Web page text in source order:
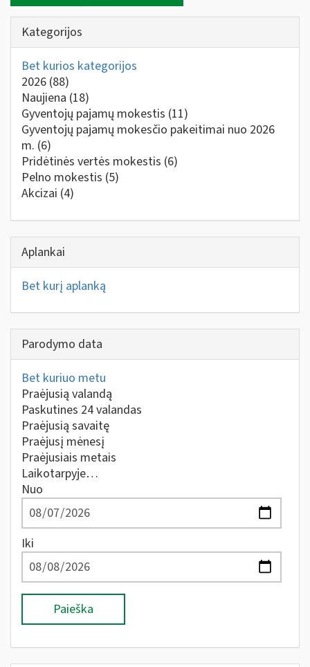
Kategorijos
Bet kurios kategorijos
2026 (88)
Naujiena (18)
Gyventojų pajamų mokestis (11)
Gyventojų pajamų mokesčio pakeitimai nuo 2026
m. (6)
Pridėtinės vertės mokestis (6)
Pelno mokestis (5)
Akcizai (4)
Aplankai
Bet kurį aplanką
Parodymo data
Bet kuriuo metu
Praėjusią valandą
Paskutines 24 valandas
Praėjusią savaitę
Praėjusį mėnesį
Praėjusiais metais
Laikotarpyje…
Nuo
Iki
Paieška